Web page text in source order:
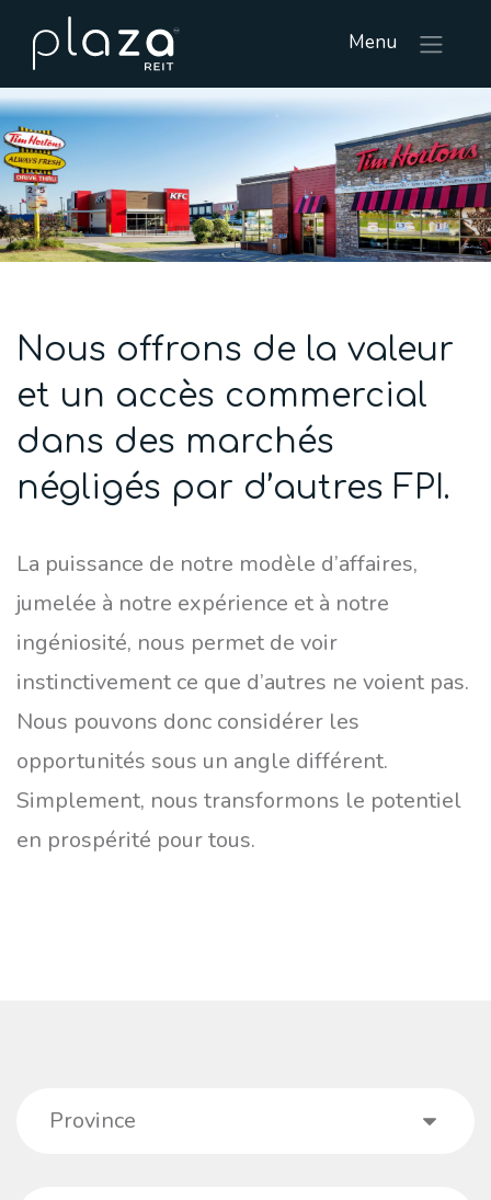
Menu
Nous offrons de la valeur
et un accès commercial
dans des marchés
négligés par d’autres FPI.
La puissance de notre modèle d’affaires,
jumelée à notre expérience et à notre
ingéniosité, nous permet de voir
instinctivement ce que d’autres ne voient pas.
Nous pouvons donc considérer les
opportunités sous un angle différent.
Simplement, nous transformons le potentiel
en prospérité pour tous.